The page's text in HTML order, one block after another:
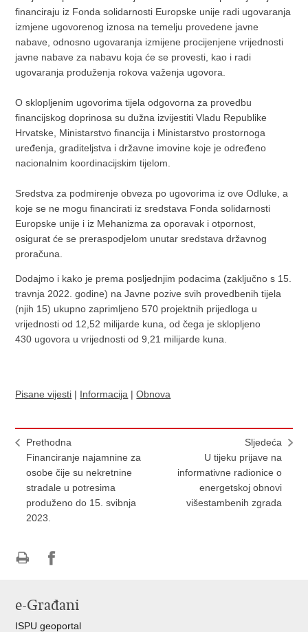
financiraju iz Fonda solidarnosti Europske unije radi ugovaranja
izmjene ugovorenog iznosa na temelju provedene javne
nabave, odnosno ugovaranja izmijene procijenjene vrijednosti
javne nabave za nabavu koja će se provesti, kao i radi
ugovaranja produženja rokova važenja ugovora.
O sklopljenim ugovorima tijela odgovorna za provedbu
financijskog doprinosa su dužna izvijestiti Vladu Republike
Hrvatske, Ministarstvo financija i Ministarstvo prostornoga
uređenja, graditeljstva i državne imovine koje je određeno
nacionalnim koordinacijskim tijelom.
Sredstva za podmirenje obveza po ugovorima iz ove Odluke, a
koje se ne mogu financirati iz sredstava Fonda solidarnosti
Europske unije i iz Mehanizma za oporavak i otpornost,
osigurat će se preraspodjelom unutar sredstava državnog
proračuna.
Dodajmo i kako je prema posljednjim podacima (zaključno s 15.
travnja 2022. godine) na Javne pozive svih provedbenih tijela
(njih 15) ukupno zaprimljeno 570 projektnih prijedloga u
vrijednosti od 12,52 milijarde kuna, od čega je sklopljeno
430 ugovora u vrijednosti od 9,21 milijarde kuna.
Pisane vijesti | Informacija |Obnova
Prethodna
Financiranje najamnine za
osobe čije su nekretnine
stradale u potresima
produženo do 15. svibnja
2023.
Sljedeća
U tijeku prijave na
informativne radionice o
energetskoj obnovi
višestambenih zgrada
FacebookuTwitteru
e-Građani
ISPU geoportal